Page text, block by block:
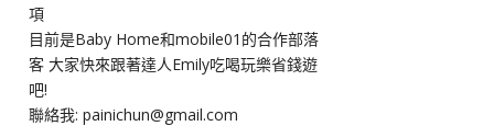
項
目前是Baby Home和mobile01的合作部落
客 大家快來跟著達人Emily吃喝玩樂省錢遊
吧!
聯絡我: painichun@gmail.com